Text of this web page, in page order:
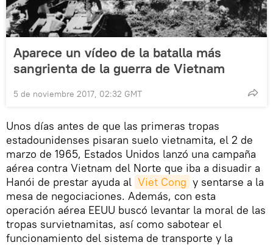
Aparece un vídeo de la batalla más
sangrienta de la guerra de Vietnam
5 de noviembre 2017, 02:32 GMT
Unos días antes de que las primeras tropas
estadounidenses pisaran suelo vietnamita, el 2 de
marzo de 1965, Estados Unidos lanzó una campaña
aérea contra Vietnam del Norte que iba a disuadir a
Hanói de prestar ayuda al Viet Cong y sentarse a la
mesa de negociaciones. Además, con esta
operación aérea EEUU buscó levantar la moral de las
tropas survietnamitas, así como sabotear el
funcionamiento del sistema de transporte y la